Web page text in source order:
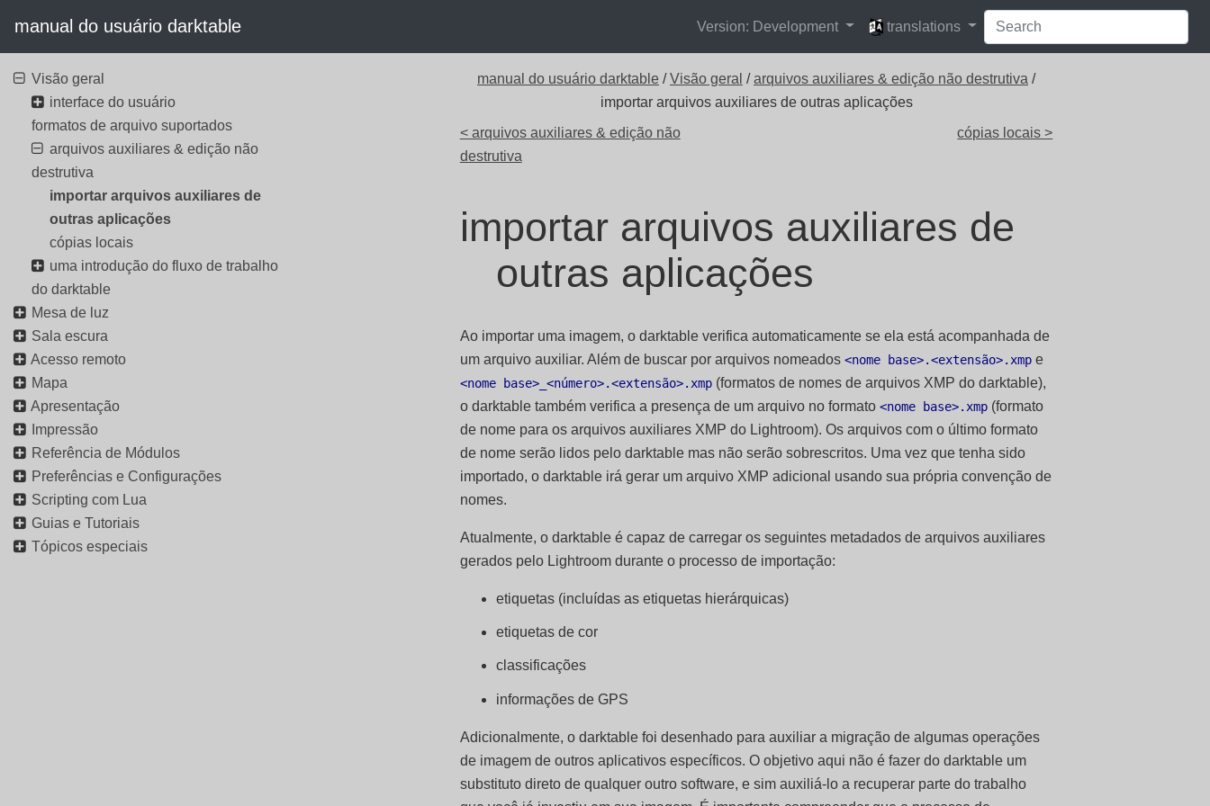
manual do usuário darktable Version: Development
languages
translations
manual do usuário darktable /Visão geral /arquivos auxiliares & edição não destrutiva /
importar arquivos auxiliares de outras aplicações
< arquivos auxiliares & edição não
destrutiva
cópias locais >
importar arquivos auxiliares de
outras aplicações
Ao importar uma imagem, o darktable verifica automaticamente se ela está acompanhada de
um arquivo auxiliar. Além de buscar por arquivos nomeados <nome base>.<extensão>.xmpe
<nome base>_<número>.<extensão>.xmp(formatos de nomes de arquivos XMP do darktable),
o darktable também verifica a presença de um arquivo no formato <nome base>.xmp(formato
de nome para os arquivos auxiliares XMP do Lightroom). Os arquivos com o último formato
de nome serão lidos pelo darktable mas não serão sobrescritos. Uma vez que tenha sido
importado, o darktable irá gerar um arquivo XMP adicional usando sua própria convenção de
nomes.
Atualmente, o darktable é capaz de carregar os seguintes metadados de arquivos auxiliares
gerados pelo Lightroom durante o processo de importação:
etiquetas (incluídas as etiquetas hierárquicas)
etiquetas de cor
classificações
informações de GPS
Adicionalmente, o darktable foi desenhado para auxiliar a migração de algumas operações
de imagem de outros aplicativos específicos. O objetivo aqui não é fazer do darktable um
substituto direto de qualquer outro software, e sim auxiliá-lo a recuperar parte do trabalho
Visão geral
interface do usuário
formatos de arquivo suportados
arquivos auxiliares & edição não
destrutiva
importar arquivos auxiliares de
outras aplicações
cópias locais
uma introdução do fluxo de trabalho
do darktable
Mesa de luz
Sala escura
Acesso remoto
Mapa
Apresentação
Impressão
Referência de Módulos
Preferências e Configurações
Scripting com Lua
Guias e Tutoriais
Tópicos especiais